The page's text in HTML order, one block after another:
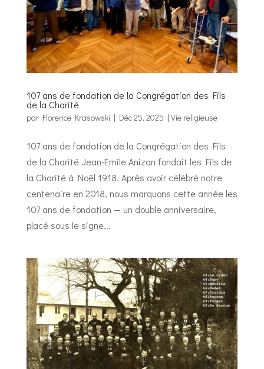
107 ans de fondation de la Congrégation des Fils
de la Charité
par Florence Krasowski | Déc 25, 2025 | Vie religieuse
107 ans de fondation de la Congrégation des Fils
de la Charité Jean-Emile Anizan fondait les Fils de
la Charité à Noël 1918. Après avoir célébré notre
centenaire en 2018, nous marquons cette année les
107 ans de fondation — un double anniversaire,
placé sous le signe...